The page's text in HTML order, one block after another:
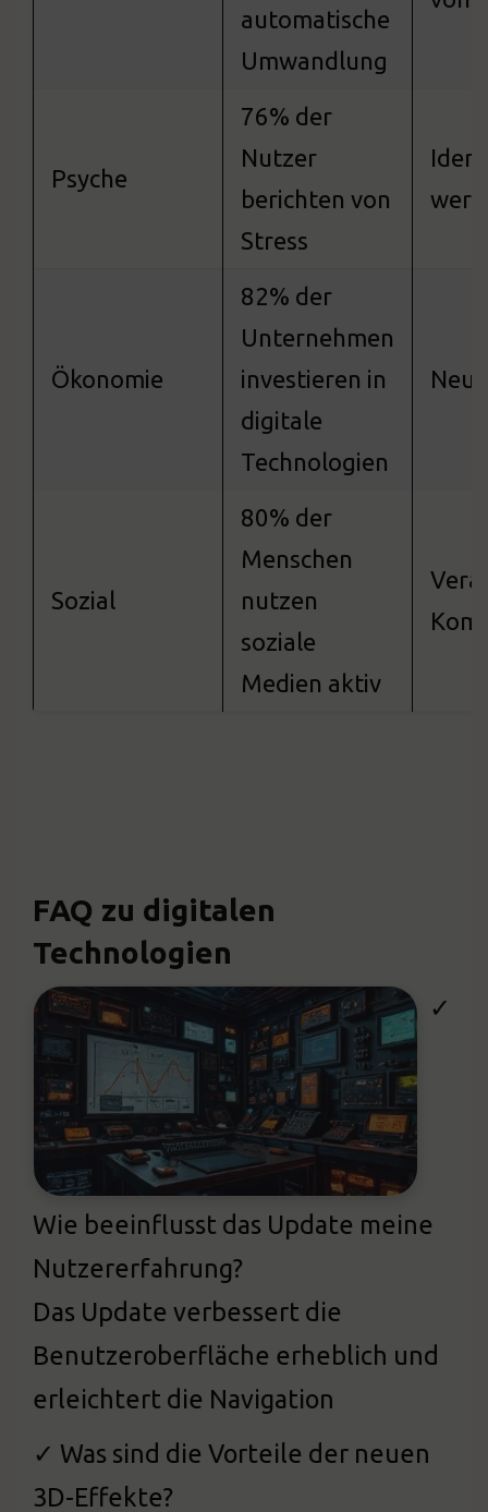
automatische
Umwandlung
Psyche
76% der
Nutzer
berichten von
Stress
Ökonomie
82% der
Unternehmen
investieren in
digitale
Technologien
Sozial
80% der
Menschen
nutzen
soziale
Medien aktiv
FAQ zu digitalen
Technologien
✓
Wie beeinflusst das Update meine
Nutzererfahrung?
Das Update verbessert die
Benutzeroberfläche erheblich und
erleichtert die Navigation
✓ Was sind die Vorteile der neuen
3D-Effekte?